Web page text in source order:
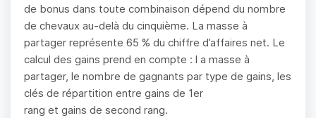
de bonus dans toute combinaison dépend du nombre
de chevaux au-delà du cinquième. La masse à
partager représente 65 % du chiffre d’affaires net. Le
calcul des gains prend en compte : l a masse à
partager, le nombre de gagnants par type de gains, les
clés de répartition entre gains de 1er
rang et gains de second rang.